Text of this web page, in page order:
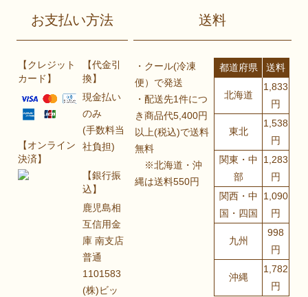
お支払い方法
【クレジット
カード】
【オンライン
決済】
【代金引
換】
現金払い
のみ
(手数料当
社負担)
【銀行振
込】
鹿児島相
互信用金
庫 南支店
普通
1101583
(株)ビッ
送料
・クール(冷凍
便）で発送
・配送先1件につ
き商品代5,400円
以上(税込)で送料
無料
※北海道・沖
縄は送料550円
都道府県 送料
北海道
1,833
円
東北
1,538
円
関東・中
部
1,283
円
関西・中
国・四国
1,090
円
九州
998
円
沖縄
1,782
円